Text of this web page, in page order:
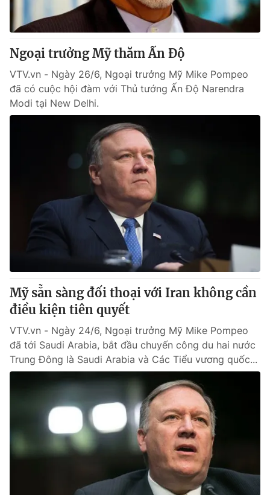
Ngoại trưởng Mỹ thăm Ấn Độ
VTV.vn - Ngày 26/6, Ngoại trưởng Mỹ Mike Pompeo
đã có cuộc hội đàm với Thủ tướng Ấn Độ Narendra
Modi tại New Delhi.
Mỹ sẵn sàng đối thoại với Iran không cần
điều kiện tiên quyết
VTV.vn - Ngày 24/6, Ngoại trưởng Mỹ Mike Pompeo
đã tới Saudi Arabia, bắt đầu chuyến công du hai nước
Trung Đông là Saudi Arabia và Các Tiểu vương quốc...